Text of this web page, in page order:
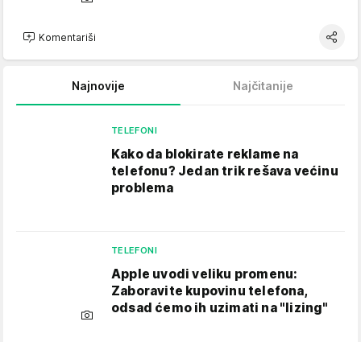
Komentariši
Najnovije Najčitanije
TELEFONI
Kako da blokirate reklame na
telefonu​? Jedan trik rešava većinu
problema
TELEFONI
Apple uvodi veliku promenu:
Zaboravite kupovinu telefona,
odsad ćemo ih uzimati na "lizing"